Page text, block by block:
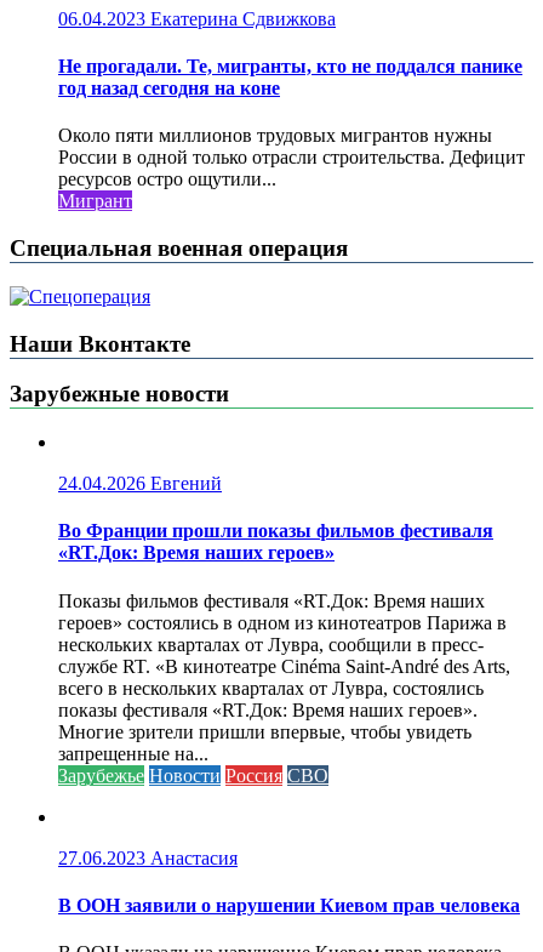
06.04.2023 Екатерина Сдвижкова
Не прогадали. Те, мигранты, кто не поддался панике
год назад сегодня на коне
Около пяти миллионов трудовых мигрантов нужны
России в одной только отрасли строительства. Дефицит
ресурсов остро ощутили...
Мигрант
Специальная военная операция
Наши Вконтакте
Зарубежные новости
24.04.2026 Евгений
Во Франции прошли показы фильмов фестиваля
«RT.Док: Время наших героев»
Показы фильмов фестиваля «RT.Док: Время наших
героев» состоялись в одном из кинотеатров Парижа в
нескольких кварталах от Лувра, сообщили в пресс-
службе RT. «В кинотеатре Cinéma Saint-André des Arts,
всего в нескольких кварталах от Лувра, состоялись
показы фестиваля «RT.Док: Время наших героев».
Многие зрители пришли впервые, чтобы увидеть
запрещенные на...
Зарубежье Новости Россия СВО
27.06.2023 Анастасия
В ООН заявили о нарушении Киевом прав человека